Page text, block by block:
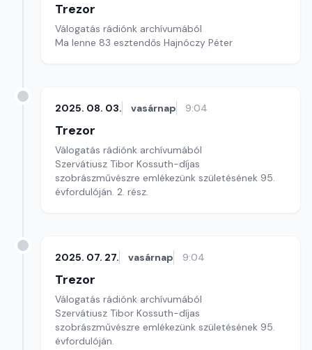
Trezor
Válogatás rádiónk archívumából
Ma lenne 83 esztendős Hajnóczy Péter
2025. 08. 03. vasárnap 9:04
Trezor
Válogatás rádiónk archívumából
Szervátiusz Tibor Kossuth-díjas
szobrászművészre emlékezünk születésének 95.
évfordulóján. 2. rész.
2025. 07. 27. vasárnap 9:04
Trezor
Válogatás rádiónk archívumából
Szervátiusz Tibor Kossuth-díjas
szobrászművészre emlékezünk születésének 95.
évfordulóján.